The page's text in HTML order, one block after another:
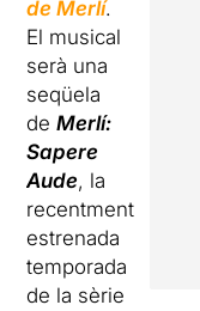
de Merlí.
El musical
serà una
seqüela
deMerlí:
Sapere
Aude, la
recentment
estrenada
temporada
de la sèrie